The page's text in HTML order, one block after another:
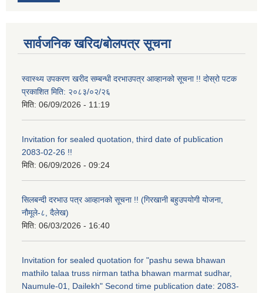
सार्वजनिक खरिद/बोलपत्र सूचना
स्वास्थ्य उपकरण खरीद सम्बन्धी दरभाउपत्र आव्हानको सूचना !! दोस्रो पटक
प्रकाशित मिति: २०८३/०२/२६
मिति: 06/09/2026 - 11:19
Invitation for sealed quotation, third date of publication
2083-02-26 !!
मिति: 06/09/2026 - 09:24
सिलबन्दी दरभाउ पत्र आव्हानको सूचना !! (गिरखानी बहुउपयोगी योजना,
नौमूले-८, दैलेख)
मिति: 06/03/2026 - 16:40
Invitation for sealed quotation for "pashu sewa bhawan
mathilo talaa truss nirman tatha bhawan marmat sudhar,
Naumule-01, Dailekh" Second time publication date: 2083-